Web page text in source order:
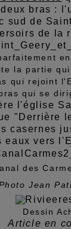
bras :
de
de la
la partie
qui rejoint
qui se
l'église
"Derrière
casernes
eaux vers
des
Jean
Dessin
Article en